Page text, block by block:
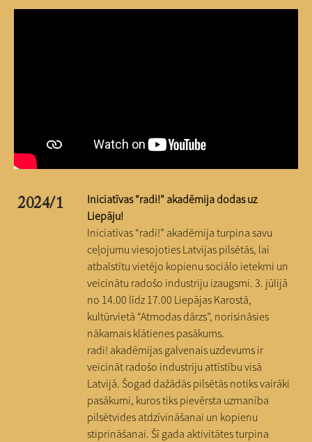
2024/1
Iniciatīvas “radi!” akadēmija dodas uz
Liepāju!
Iniciatīvas “radi!” akadēmija turpina savu
ceļojumu viesojoties Latvijas pilsētās, lai
atbalstītu vietējo kopienu sociālo ietekmi un
veicinātu radošo industriju izaugsmi. 3. jūlijā
no 14.00 līdz 17.00 Liepājas Karostā,
kultūrvietā “Atmodas dārzs”, norisināsies
nākamais klātienes pasākums.
radi! akadēmijas galvenais uzdevums ir
veicināt radošo industriju attīstību visā
Latvijā. Šogad dažādās pilsētās notiks vairāki
pasākumi, kuros tiks pievērsta uzmanība
pilsētvides atdzīvināšanai un kopienu
stiprināšanai. Šī gada aktivitātes turpina